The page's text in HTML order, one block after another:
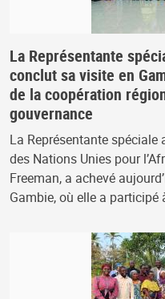
La Représentante
conclut sa visite en
de la coopération
gouvernance
La Représentante spéciale
des Nations Unies pour
Freeman, a achevé
Gambie, où elle a